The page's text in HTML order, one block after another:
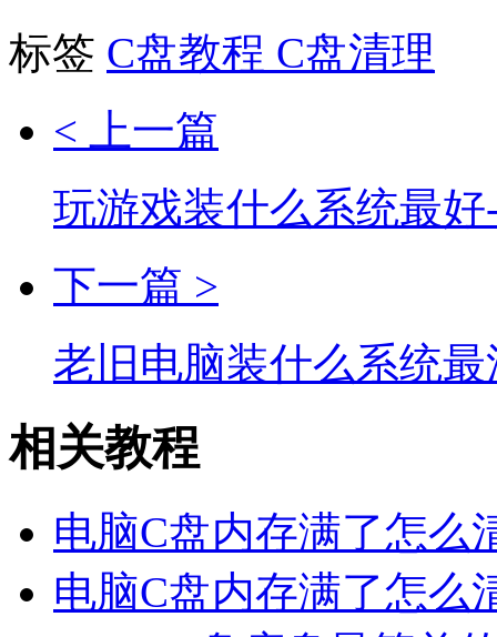
标签 C盘教程 C盘清理
< 上一篇
玩游戏装什么系统最
下一篇 >
老旧电脑装什么系统
相关教程
电脑C盘内存满了怎么
电脑C盘内存满了怎么